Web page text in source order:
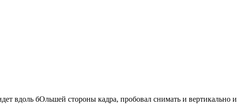
вдоль бОльшей стороны кадра, пробовал снимать и вертикально и